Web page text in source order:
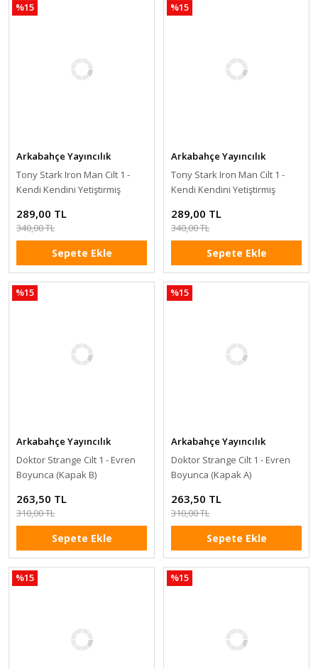
%15
Arkabahçe Yayıncılık
Tony Stark Iron Man Cilt 1 -
Kendi Kendini Yetiştirmiş
289,00 TL
340,00 TL
Sepete Ekle
%15
Arkabahçe Yayıncılık
Tony Stark Iron Man Cilt 1 -
Kendi Kendini Yetiştirmiş
289,00 TL
340,00 TL
Sepete Ekle
%15
Arkabahçe Yayıncılık
Doktor Strange Cilt 1 - Evren
Boyunca (Kapak B)
263,50 TL
310,00 TL
Sepete Ekle
%15
Arkabahçe Yayıncılık
Doktor Strange Cilt 1 - Evren
Boyunca (Kapak A)
263,50 TL
310,00 TL
Sepete Ekle
%15 %15